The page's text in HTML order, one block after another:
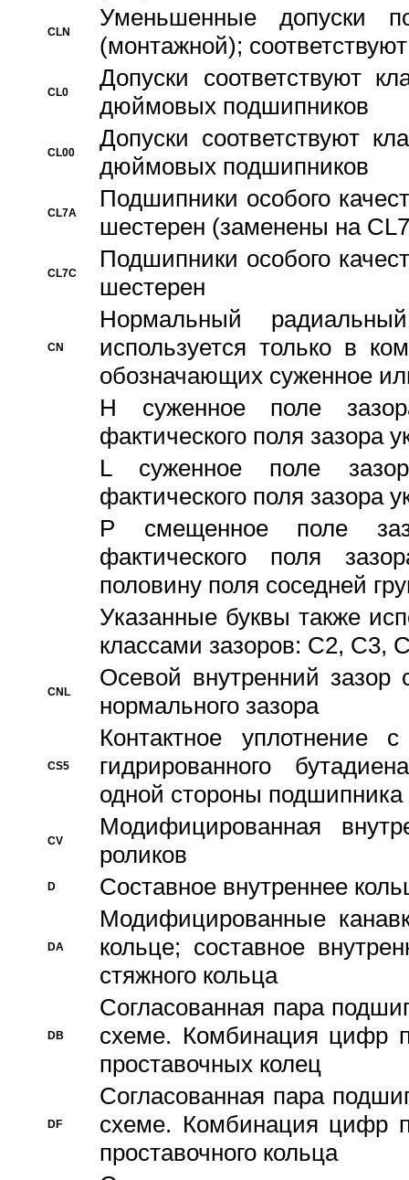
CLN
Уменьшенные
(монтажной);
CL0
Допуски соответствуют
дюймовых подшипников
CL00
Допуски соответствуют
дюймовых подшипников
CL7A
Подшипники особого
шестерен (заменены на
CL7C
Подшипники особого
шестерен
CN
Hормальный
используется только в
обозначающих суженное
H суженное поле
фактического поля зазора
L суженное поле
фактического поля зазора
P смещенное поле
фактического поля
половину поля соседней
Указанные буквы также
классами зазоров: С2,
CNL
Осевой внутренний зазор
нормального зазора
CS5
Контактное уплотнение
гидрированного
одной стороны подшипника
CV
Модифицированная
роликов
D Составное внутреннее
DA
Модифицированные
кольце; составное
стяжного кольца
DB
Согласованная пара
схеме. Комбинация цифр
проставочных колец
DF
Согласованная пара
схеме. Комбинация цифр
проставочного кольца